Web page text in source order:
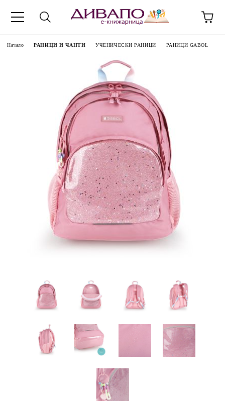
Начало РАНИЦИ И ЧАНТИ УЧЕНИЧЕСКИ РАНИЦИ РАНИЦИ GABOL